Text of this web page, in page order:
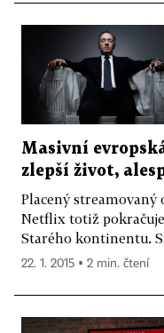
Masivní
zlepší život,
Placený
Netflix totiž
Starého kontinentu.
22. 1. 2015 ▪ 2 min. čtení